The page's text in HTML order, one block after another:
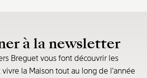
à la newsletter
Breguet vous font découvrir les
la Maison tout au long de l’année